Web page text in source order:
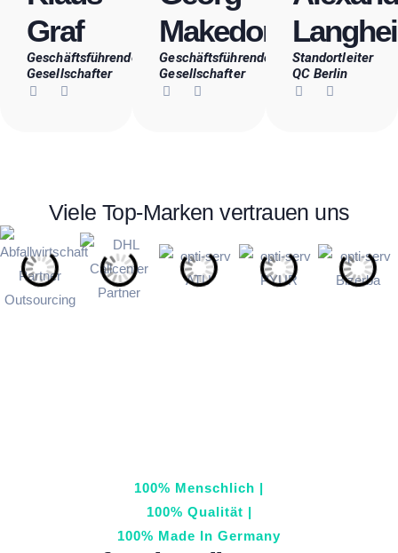
Graf
Geschäftsführender
Gesellschafter
Makedon
Geschäftsführender
Gesellschafter
Standortleiter
QC Berlin
Viele Top-Marken vertrauen uns
100% Menschlich |
100% Qualität |
100% Made In Germany